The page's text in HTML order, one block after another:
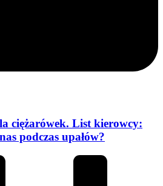
ciężarówek. List kierowcy:
podczas upałów?